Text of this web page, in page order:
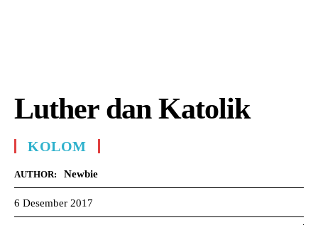
Luther dan Katolik
KOLOM
AUTHOR: Newbie
6 Desember 2017